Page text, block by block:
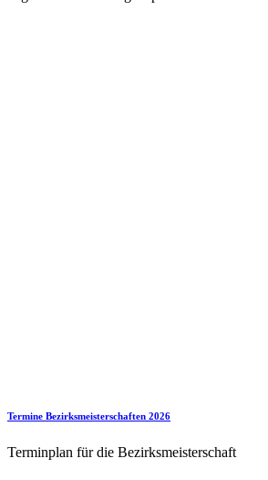
Termine Bezirksmeisterschaften 2026
Terminplan für die Bezirksmeisterschaft